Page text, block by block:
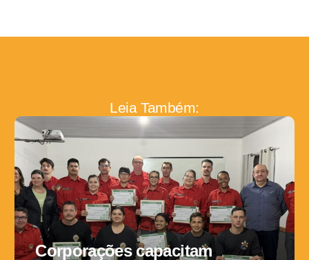
Leia Também:
Corporações capacitam